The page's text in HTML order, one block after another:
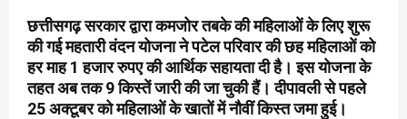
छत्तीसगढ़ सरकार द्वारा कमजोर तबके की महिलाओं के लिए शुरू
की गई महतारी वंदन योजना ने पटेल परिवार की छह महिलाओं को
हर माह 1 हजार रुपए की आर्थिक सहायता दी है। इस योजना के
तहत अब तक 9 किस्तें जारी की जा चुकी हैं। दीपावली से पहले
25 अक्टूबर को महिलाओं के खातों में नौवीं किस्त जमा हुई।